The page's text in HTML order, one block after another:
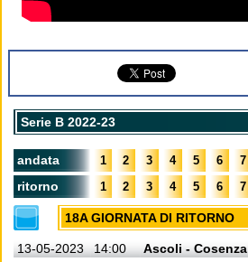
Serie B 2022-23
andata 1 2 3 4 5 6 7
ritorno 1 2 3 4 5 6 7
18A GIORNATA DI RITORNO
13-05-2023 14:00
Ascoli - Cosenza